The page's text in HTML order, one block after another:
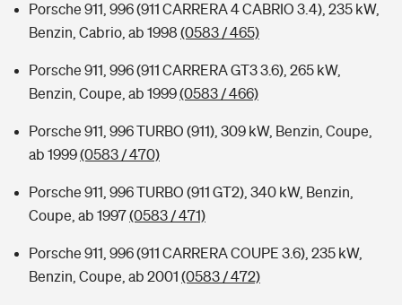
Porsche 911, 996 (911 CARRERA 4 CABRIO 3.4), 235 kW,
Benzin, Cabrio, ab 1998 (0583 / 465)
Porsche 911, 996 (911 CARRERA GT3 3.6), 265 kW,
Benzin, Coupe, ab 1999(0583 / 466)
Porsche 911, 996 TURBO (911), 309 kW, Benzin, Coupe,
ab 1999(0583 / 470)
Porsche 911, 996 TURBO (911 GT2), 340 kW, Benzin,
Coupe, ab 1997(0583 / 471)
Porsche 911, 996 (911 CARRERA COUPE 3.6), 235 kW,
Benzin, Coupe, ab 2001 (0583 / 472)